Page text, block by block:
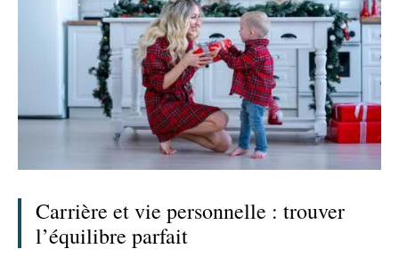
Carrière et vie personnelle : trouver
l’équilibre parfait